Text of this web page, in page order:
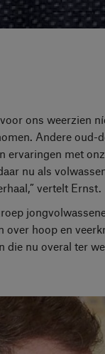
ons weerzien
Andere oud-
ervaringen met
nu als
vertelt Ernst.
over hoop en
die nu overal ter